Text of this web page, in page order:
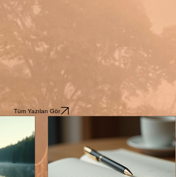
artıracak bir değişim süreci başlatın.
kullandığı terapi yöntemleri;
'ten Bilişsel Davranış Terapisi (CBT) eğitimi aldı.
(ACT) eğitimi ve supervizyonu aldı. 2 sene boyunca
(BVT) eğitimi ve süpervizyonu aldı.​
Kabul ve Kararlılık Terapisi (ACT), farklı amaçları olan ancak
BDT, bireyin düşüncelerini ve davranışlarını
zorluklarını kabul etmesine, farkındalık ve değerlerine
olur.
bireyin ihtiyaçlarına göre terapi yaklaşımlarını birleştirebilir.
değiştirmeye yardımcı olurken, ACT bireyin
kullanan bir psikoterapist, bireyin ihtiyaçlarına göre terapi planı
birleştirebilir. Psikoterapist, bireyin duygusal refahını arttırmak,
almalarına ve anlamlı bir yaşam sürmelerine yardımcı olmak
Tüm Yazıları Gör